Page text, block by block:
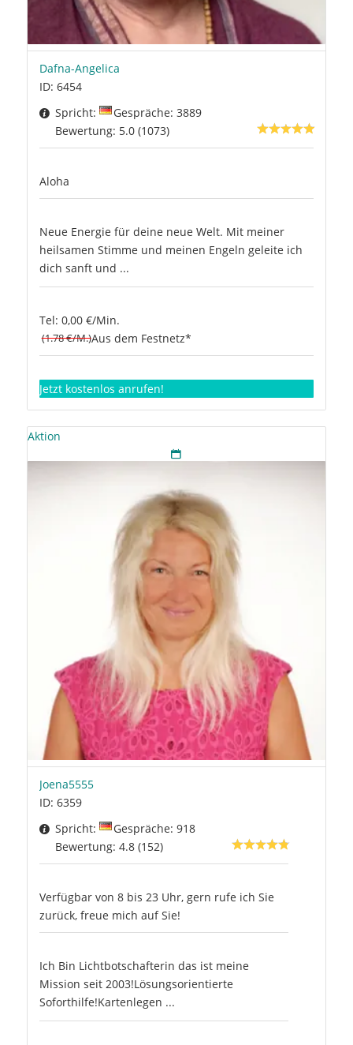
Dafna-Angelica
ID: 6454
Spricht:
Gespräche: 3889
Bewertung: 5.0 (1073)
Aloha
Neue Energie für deine neue Welt. Mit meiner
heilsamen Stimme und meinen Engeln geleite ich
dich sanft und ...
Tel: 0,00 €/Min.
(1.78 €/M.)Aus dem Festnetz*
Jetzt kostenlos anrufen!
Aktion
Joena5555
ID: 6359
Spricht:
Gespräche: 918
Bewertung: 4.8 (152)
Verfügbar von 8 bis 23 Uhr, gern rufe ich Sie
zurück, freue mich auf Sie!
Ich Bin Lichtbotschafterin das ist meine
Mission seit 2003!Lösungsorientierte
Soforthilfe!Kartenlegen ...